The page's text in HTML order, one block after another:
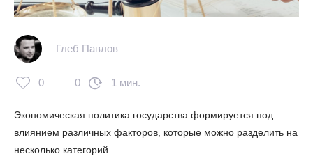
Глеб Павлов
0 0 1 мин.
Экономическая политика государства формируется под
влиянием различных факторов, которые можно разделить на
несколько категорий.